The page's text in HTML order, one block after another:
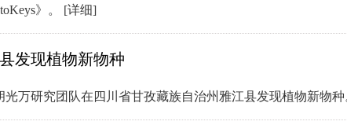
》。 [详细]
发现植物新物种
万研究团队在四川省甘孜藏族自治州雅江县发现植物新物种